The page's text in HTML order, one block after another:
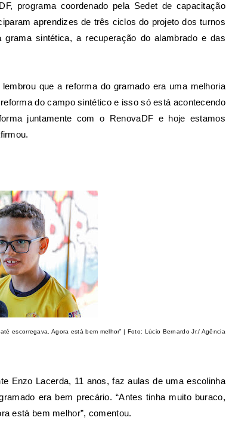
programa coordenado pela Sedet de capacitação
aprendizes de três ciclos do projeto dos turnos
sintética, a recuperação do alambrado e das
que a reforma do gramado era uma melhoria
do campo sintético e isso só está acontecendo
juntamente com o RenovaDF e hoje estamos
escorregava. Agora está bem melhor” | Foto: Lúcio Bernardo Jr./ Agência
Enzo Lacerda, 11 anos, faz aulas de uma escolinha
era bem precário. “Antes tinha muito buraco,
está bem melhor”, comentou.